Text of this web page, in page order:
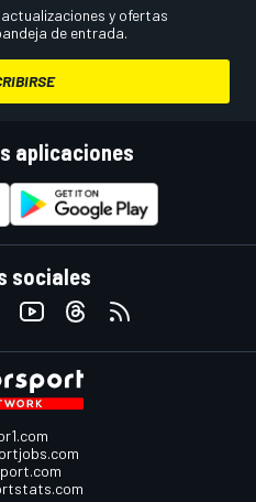
y ofertas
de entrada.
aplicaciones
sociales